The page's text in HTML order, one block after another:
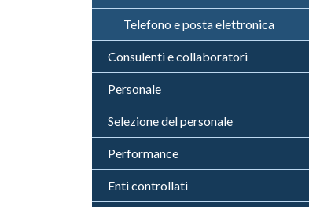
Telefono e posta elettronica
Consulenti e collaboratori
Personale
Selezione del personale
Performance
Enti controllati